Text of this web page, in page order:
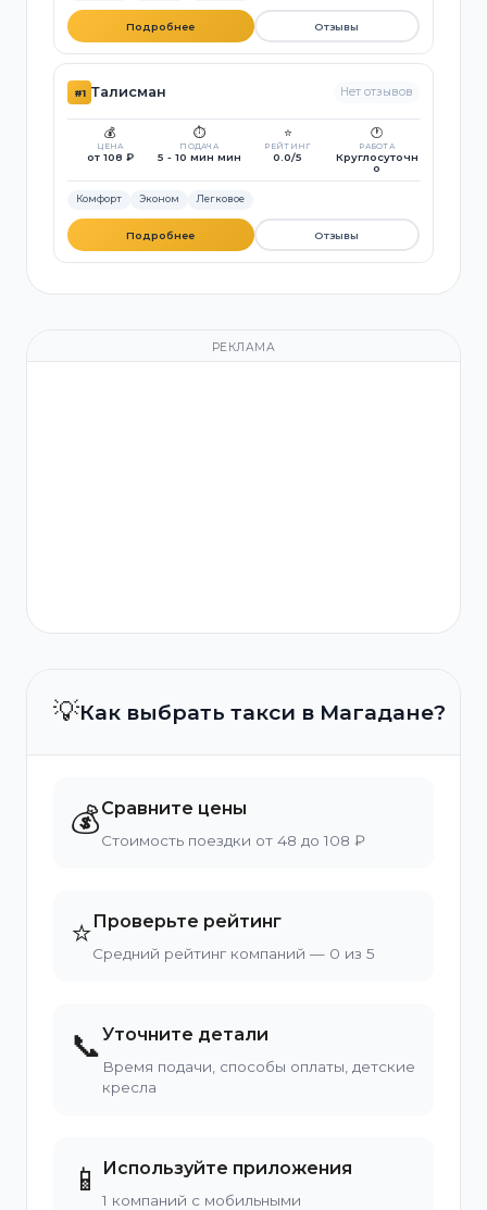
Подробнее Отзывы
#1 Талисман Нет отзывов
💰
ЦЕНА
от 108 ₽
⏱️
ПОДАЧА
5 - 10 мин мин
⭐
РЕЙТИНГ
0.0/5
🕐
РАБОТА
Круглосуточн
о
Комфорт Эконом Легковое
Подробнее Отзывы
РЕКЛАМА
💡Как выбрать такси в Магадане?
💰Сравните цены
Стоимость поездки от 48 до 108 ₽
⭐Проверьте рейтинг
Средний рейтинг компаний — 0 из 5
📞Уточните детали
Время подачи, способы оплаты, детские
кресла
📱 Используйте приложения
1 компаний с мобильными